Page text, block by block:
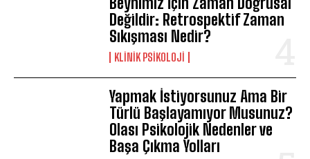
Değildir: Retrospektif Zaman
Sıkışması Nedir?
KLINIK PSIKOLOJI
Yapmak İstiyorsunuz Ama Bir
Türlü Başlayamıyor Musunuz?
Olası Psikolojik Nedenler ve
Başa Çıkma Yolları